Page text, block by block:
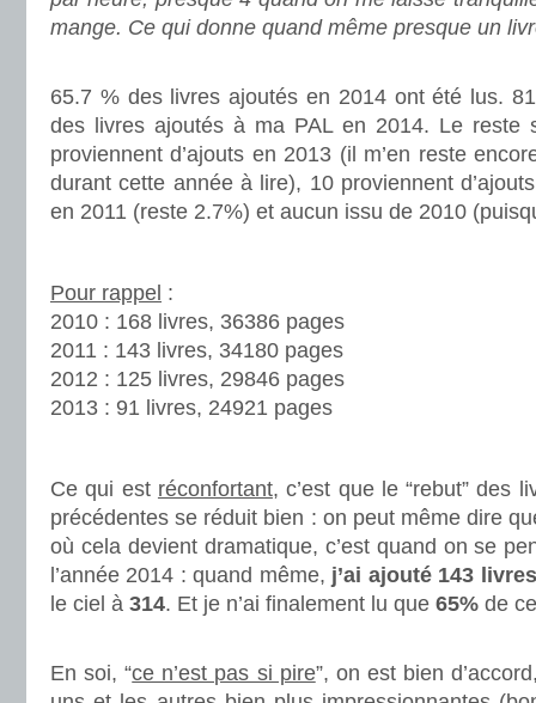
mange. Ce qui donne quand même presque un
65.7 % des livres ajoutés en 2014 ont été lus.
des livres ajoutés à ma PAL en 2014. Le reste
proviennent d’ajouts en 2013 (il m’en reste
durant cette année à lire), 10 proviennent
en 2011 (reste 2.7%) et aucun issu de 2010
Pour rappel :
2010 : 168 livres, 36386 pages
2011 : 143 livres, 34180 pages
2012 : 125 livres, 29846 pages
2013 : 91 livres, 24921 pages
Ce qui est réconfortant, c’est que le “rebut” des
précédentes se réduit bien : on peut même dire
où cela devient dramatique, c’est quand on se
l’année 2014 : quand même, j’ai ajouté 143 livres
le ciel à 314. Et je n’ai finalement lu que 65% de
En soi, “ce n’est pas si pire”, on est bien